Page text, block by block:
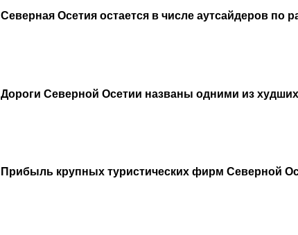
Северная Осетия остается в числе аутсайдеров по
Дороги Северной Осетии названы одними из
Прибыль крупных туристических фирм Северной